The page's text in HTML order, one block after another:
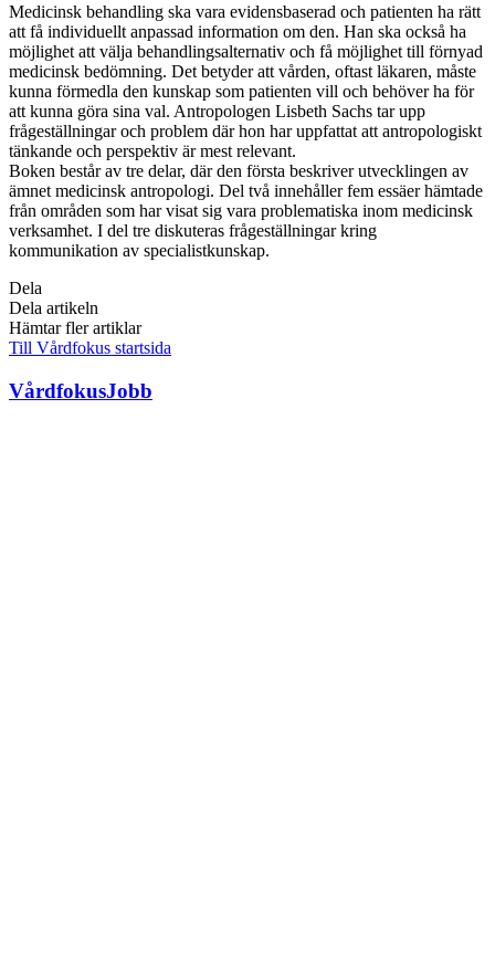
Medicinsk behandling ska vara evidensbaserad och patienten ha rätt
att få individuellt anpassad information om den. Han ska också ha
möjlighet att välja behandlingsalternativ och få möjlighet till förnyad
medicinsk bedömning. Det betyder att vården, oftast läkaren, måste
kunna förmedla den kunskap som patienten vill och behöver ha för
att kunna göra sina val. Antropologen Lisbeth Sachs tar upp
frågeställningar och problem där hon har uppfattat att antropologiskt
tänkande och perspektiv är mest relevant.
Boken består av tre delar, där den första beskriver utvecklingen av
ämnet medicinsk antropologi. Del två innehåller fem essäer hämtade
från områden som har visat sig vara problematiska inom medicinsk
verksamhet. I del tre diskuteras frågeställningar kring
kommunikation av specialistkunskap.
Dela
Dela artikeln
Hämtar fler artiklar
Till Vårdfokus startsida
VårdfokusJobb